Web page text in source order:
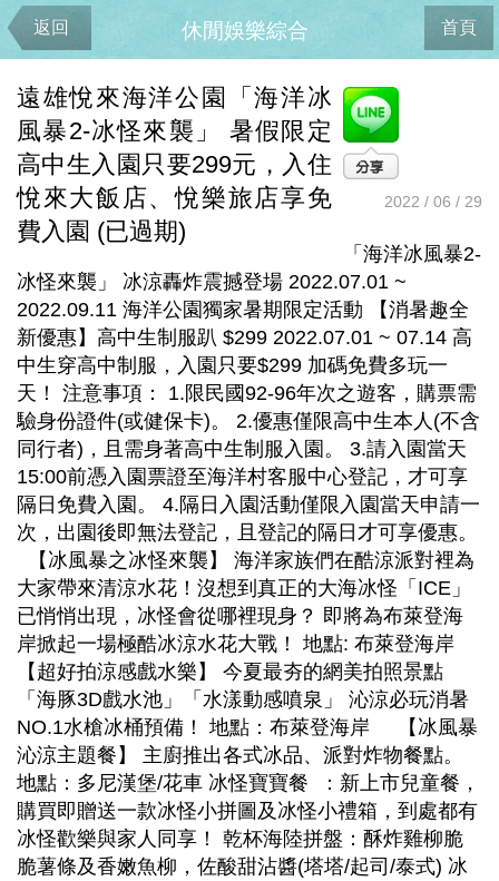
返回 首頁
休閒娛樂綜合
遠雄悅來海洋公園「海洋冰
風暴2-冰怪來襲」 暑假限定
高中生入園只要299元，入住
悅來大飯店、悅樂旅店享免
費入園 (已過期)
2022 / 06 / 29
「海洋冰風暴2-
冰怪來襲」 冰涼轟炸震撼登場 2022.07.01 ~
2022.09.11 海洋公園獨家暑期限定活動 【消暑趣全
新優惠】高中生制服趴 $299 2022.07.01 ~ 07.14 高
中生穿高中制服，入園只要$299 加碼免費多玩一
天！ 注意事項： 1.限民國92-96年次之遊客，購票需
驗身份證件(或健保卡)。 2.優惠僅限高中生本人(不含
同行者)，且需身著高中生制服入園。 3.請入園當天
15:00前憑入園票證至海洋村客服中心登記，才可享
隔日免費入園。 4.隔日入園活動僅限入園當天申請一
次，出園後即無法登記，且登記的隔日才可享優惠。
【冰風暴之冰怪來襲】 海洋家族們在酷涼派對裡為
大家帶來清涼水花！沒想到真正的大海冰怪「ICE」
已悄悄出現，冰怪會從哪裡現身？ 即將為布萊登海
岸掀起一場極酷冰涼水花大戰！ 地點: 布萊登海岸
【超好拍涼感戲水樂】 今夏最夯的網美拍照景點
「海豚3D戲水池」「水漾動感噴泉」 沁涼必玩消暑
NO.1水槍冰桶預備！ 地點：布萊登海岸 【冰風暴
沁涼主題餐】 主廚推出各式冰品、派對炸物餐點。
地點：多尼漢堡/花車 冰怪寶寶餐 ：新上市兒童餐，
購買即贈送一款冰怪小拼圖及冰怪小禮箱，到處都有
冰怪歡樂與家人同享！ 乾杯海陸拼盤：酥炸雞柳脆
脆薯條及香嫩魚柳，佐酸甜沾醬(塔塔/起司/泰式) 冰